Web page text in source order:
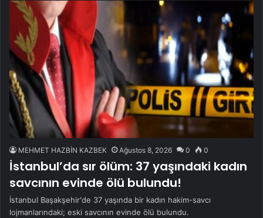
MEHMET HAZBİN KAZBEK Ağustos 8, 2026 0 0
İstanbul’da sır ölüm: 37 yaşındaki kadın
savcının evinde ölü bulundu!
İstanbul Başakşehir'de 37 yaşında bir kadın hakim-savcı
lojmanlarındaki; eski savcının evinde ölü bulundu.